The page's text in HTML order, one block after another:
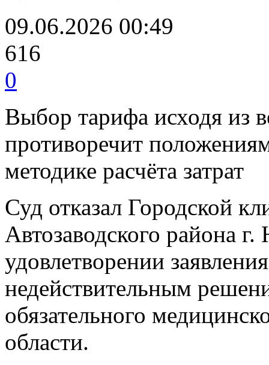
09.06.2026 00:49
616
0
Выбор тарифа исходя из
противоречит
методике расчёта затрат
Суд отказал Городской
Автозаводского района
удовлетворении
недействительным
обязательного
области.